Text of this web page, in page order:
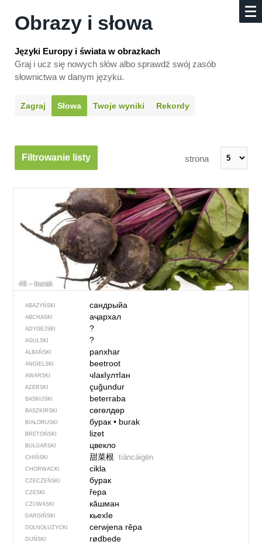
Obrazy i słowa
Języki Europy i świata w obrazkach
Graj i ucz się nowych słów albo sprawdź swój zasób
słownictwa w danym języku.
Zagraj Słowa Twoje wyniki Rekordy
Filtrowanie listy strona
49 – burak
ABAZYŃSKI сандрыйа
ABCHASKI аҷархал
ADYGEJSKI ?
AGULSKI ?
ALBAŃSKI panxhar
ANGIELSKI beetroot
AWARSKI чIакIултIан
AZERSKI çuğundur
BASKIJSKI beterraba
BASZKIRSKI сөгөлдөр
BIAŁORUSKI бурак• burak
BRETOŃSKI lizet
BUŁGARSKI цвекло
CHIŃSKI 甜菜根 tiáncàigēn
CHORWACKI cikla
CZECZEŃSKI бурак
CZESKI řepa
CZUWASKI кӑшман
DARGIŃSKI кьехIе
DOLNOŁUŻYCKI cerwjena rěpa
DUŃSKI rødbede